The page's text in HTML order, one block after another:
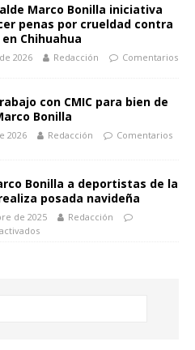
Marco Bonilla iniciativa
penas por crueldad contra
Chihuahua
2026 Redacción
Comentarios
con CMIC para bien de
Bonilla
2026 Redacción
Comentarios
Bonilla a deportistas de la
posada navideña
de 2025
Redacción